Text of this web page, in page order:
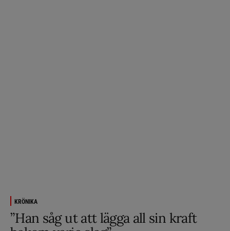
KRÖNIKA
”Han såg ut att lägga all sin kraft